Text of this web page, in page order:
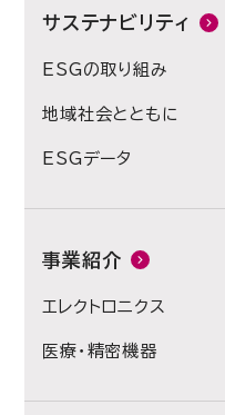
サステナビリティ
ESGの取り組み
地域社会とともに
ESGデータ
事業紹介
エレクトロニクス
医療・精密機器